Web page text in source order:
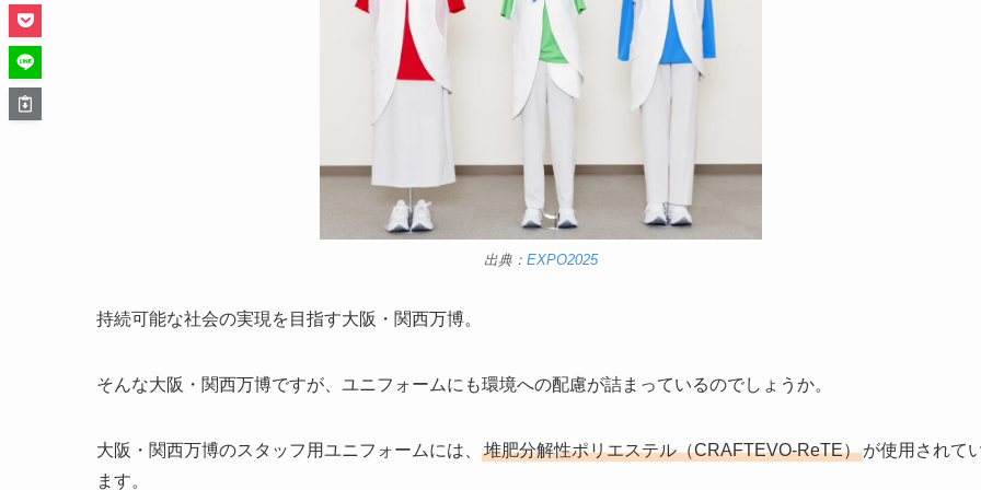
出典： EXPO2025
持続可能な社会の実現を目指す大阪・関西万博。
そんな大阪・関西万博ですが、ユニフォームにも環境への配慮が詰まっているのでしょうか。
大阪・関西万博のスタッフ用ユニフォームには、 堆肥分解性ポリエステル（CRAFTEVO-ReTE）が使用されて
ます。